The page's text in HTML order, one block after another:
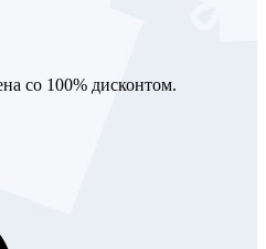
со 100% дисконтом.